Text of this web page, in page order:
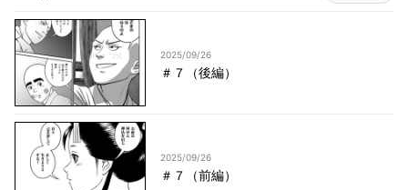
2025/09/26
＃７（後編）
2025/09/26
＃７（前編）